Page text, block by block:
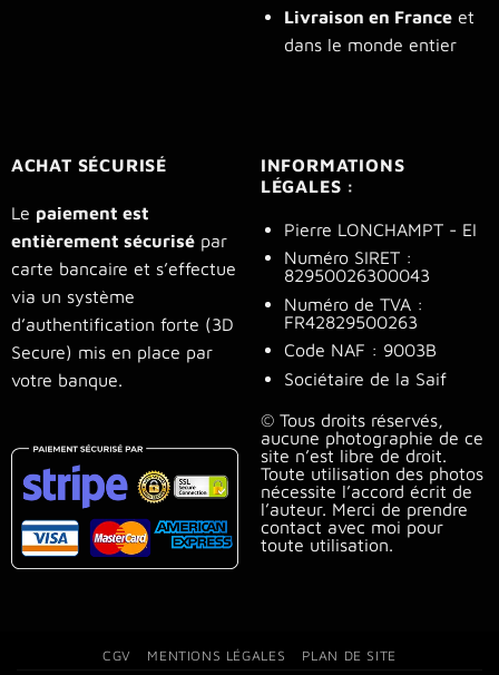
Livraison en Franceet
dans le monde entier
ACHAT SÉCURISÉ
Le paiement est
entièrement sécurisépar
carte bancaire et s’effectue
via un système
d’authentification forte (3D
Secure) mis en place par
votre banque.
INFORMATIONS
LÉGALES :
Pierre LONCHAMPT - EI
Numéro SIRET :
82950026300043
Numéro de TVA :
FR42829500263
Code NAF : 9003B
Sociétaire de la Saif
© Tous droits réservés,
aucune photographie de ce
site n’est libre de droit.
Toute utilisation des photos
nécessite l’accord écrit de
l’auteur. Merci de prendre
contact avec moi pour
toute utilisation.
CGV MENTIONS LÉGALES PLAN DE SITE